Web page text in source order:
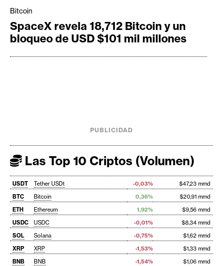
Bitcoin
SpaceX revela 18,712 Bitcoin y un
bloqueo de USD $101 mil millones
PUBLICIDAD
Las Top 10 Criptos (Volumen)
USDT Tether USDt -0,03%
$47,23 mmd
BTC
Bitcoin 0,36%
$20,91 mmd
ETH
Ethereum 1,92%
$9,56 mmd
USDC
USDC -0,01%
$8,34 mmd
SOL
Solana -0,75%
$1,62 mmd
XRP
XRP -1,53%
$1,33 mmd
BNB
BNB -1,54% $1,06 mmd